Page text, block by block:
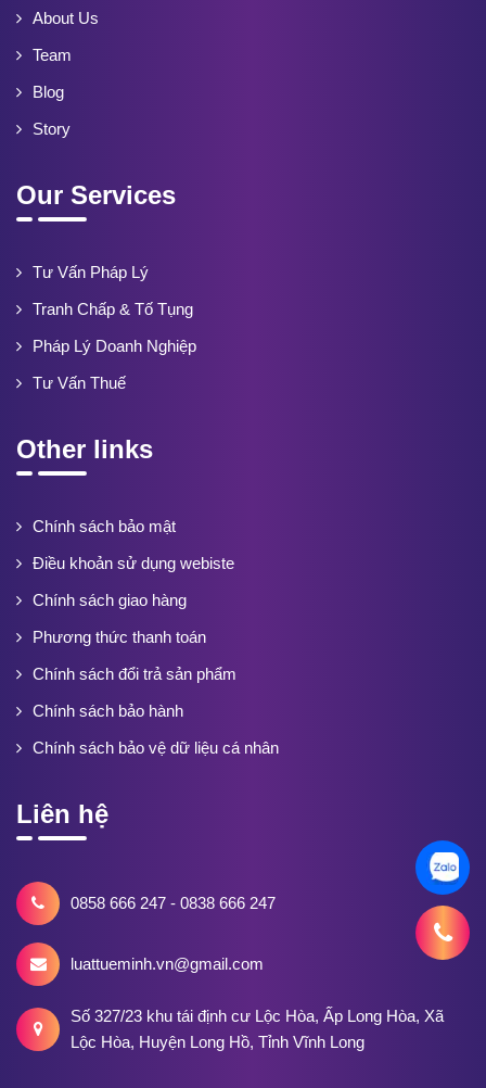
About Us
Team
Blog
Story
Our Services
Tư Vấn Pháp Lý
Tranh Chấp & Tố Tụng
Pháp Lý Doanh Nghiệp
Tư Vấn Thuế
Other links
Chính sách bảo mật
Điều khoản sử dụng webiste
Chính sách giao hàng
Phương thức thanh toán
Chính sách đổi trả sản phẩm
Chính sách bảo hành
Chính sách bảo vệ dữ liệu cá nhân
Liên hệ
0858 666 247 - 0838 666 247
luattueminh.vn@gmail.com
Số 327/23 khu tái định cư Lộc Hòa, Ấp Long Hòa, Xã
Lộc Hòa, Huyện Long Hồ, Tỉnh Vĩnh Long